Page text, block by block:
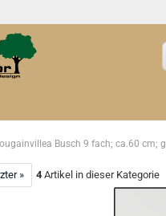
Busch 9 fach; ca.60 cm;
» 4 Artikel in dieser Kategorie